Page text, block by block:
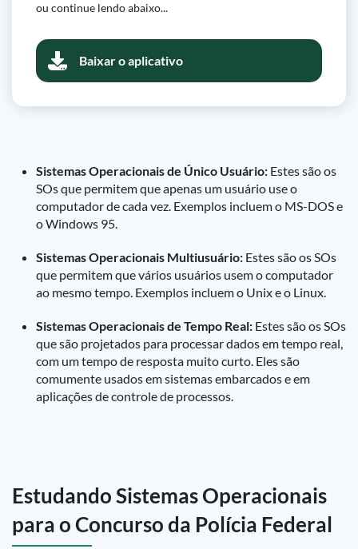
ou continue lendo abaixo...
Baixar o aplicativo
Sistemas Operacionais de Único Usuário: Estes são os
SOs que permitem que apenas um usuário use o
computador de cada vez. Exemplos incluem o MS-DOS e
o Windows 95.
Sistemas Operacionais Multiusuário: Estes são os SOs
que permitem que vários usuários usem o computador
ao mesmo tempo. Exemplos incluem o Unix e o Linux.
Sistemas Operacionais de Tempo Real: Estes são os SOs
que são projetados para processar dados em tempo real,
com um tempo de resposta muito curto. Eles são
comumente usados em sistemas embarcados e em
aplicações de controle de processos.
Estudando Sistemas Operacionais
para o Concurso da Polícia Federal